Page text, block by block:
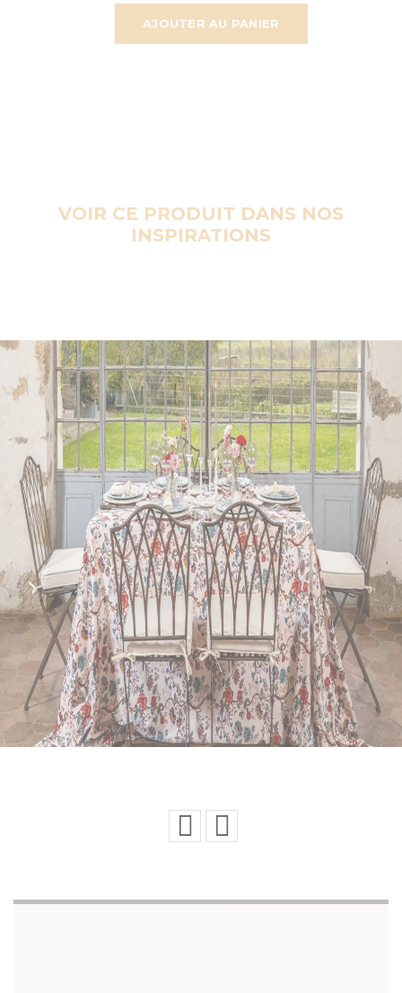
AJOUTER AU PANIER
VOIR CE PRODUIT DANS NOS
INSPIRATIONS